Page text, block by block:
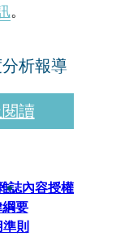
。
析報導
讀
誌內容授權
要
準則